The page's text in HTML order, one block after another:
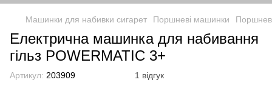
Машинки для набивки сигарет Поршневі машинки
Електрична машинка для набивання
гільз POWERMATIC 3+
Артикул: 203909 1 відгук